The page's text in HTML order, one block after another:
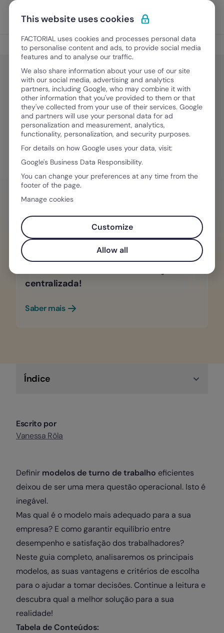
Ir para o conteúdo
Experimente Grátis
Gestão de Tempo
Gestão de Tempo
Como implementar Modelos de
Turno de Trabalho: Guia Prático
para gestores de RH
Abril 9, 2026·5 minutos de leitura
PRECISA DE AJUDA PARA GERENCIAR
EQUIPES?
Com a Factorial, toda a gestão de tempo
e ausências da sua empresa nunca foi
centralizada!
Saber mais
Índice
Escrito por
Vanessa Rôla
Definir modelos de turno de trabalho eficientes
deixou de ser uma mera questão operacional. Isto é
inegável.
Mas qual é o modelo mais adequado para a sua
empresa? E como garantir equilíbrio entre
desempenho e satisfação dos trabalhadores?
Neste guia completo, analisaremos os principais
modelos, as suas vantagens e critérios de escolha
para o ajudar a tomar decisões. Continue a leitura e
descubra qual a melhor solução para a sua
realidade!
Tabela de Conteúdos:
This website uses cookies
FACTORIAL uses cookies and processes personal data
to personalise content and ads, to provide social media
features and to analyse our traffic.
We also share information about your use of our site
with our social media, advertising and analytics
partners, including Google, who may combine it with
other information that you've provided to them or that
they've collected from your use of their services. Google
and partners will use your personal data for ad
personalization and measurement, analytics,
functionality, personalization, and security purposes.
For details on how Google uses your data, visit:
Google's Business Data Responsibility.
You can change your preferences at any time from the
footer of the page.
Manage cookies
Customize
Allow all